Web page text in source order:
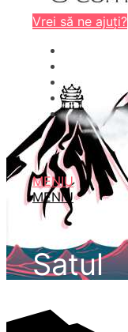
Vrei să ne ajuți?
MENIU
MENIU
Satul